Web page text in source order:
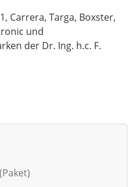
Carrera, Targa, Boxster,
und
der Dr. Ing. h.c. F.
(Paket)